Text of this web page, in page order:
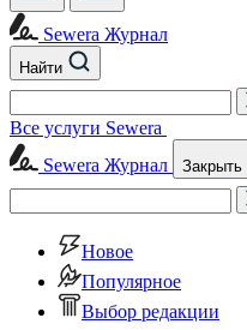
Sewera Журнал
Найти
Все услуги Sewera
Sewera Журнал
Закрыть
Новое
Популярное
Выбор редакции